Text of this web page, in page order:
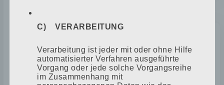
MEISTERPRÜFUNG CHRISTIAN
FREUDENFELD
C) VERARBEITUNG
Verarbeitung ist jeder mit oder ohne Hilfe
automatisierter Verfahren ausgeführte
Vorgang oder jede solche Vorgangsreihe
im Zusammenhang mit